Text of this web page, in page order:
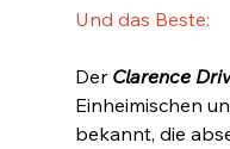
Und das Beste:
Der Clarence
Einheimischen
bekannt, die